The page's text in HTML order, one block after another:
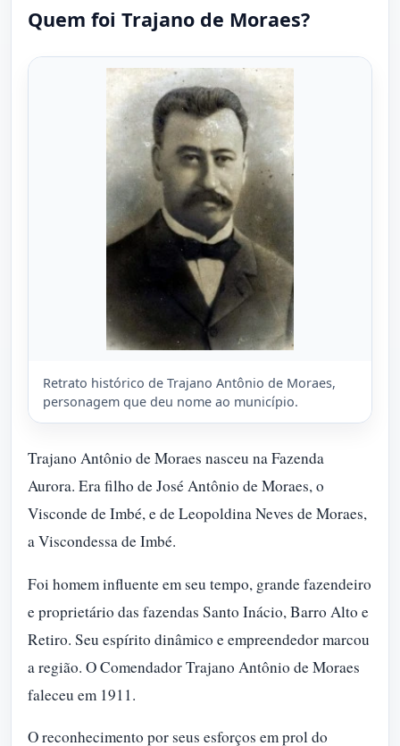
Quem foi Trajano de Moraes?
Retrato histórico de Trajano Antônio de Moraes,
personagem que deu nome ao município.
Trajano Antônio de Moraes nasceu na Fazenda
Aurora. Era filho de José Antônio de Moraes, o
Visconde de Imbé, e de Leopoldina Neves de Moraes,
a Viscondessa de Imbé.
Foi homem influente em seu tempo, grande fazendeiro
e proprietário das fazendas Santo Inácio, Barro Alto e
Retiro. Seu espírito dinâmico e empreendedor marcou
a região. O Comendador Trajano Antônio de Moraes
faleceu em 1911.
O reconhecimento por seus esforços em prol do